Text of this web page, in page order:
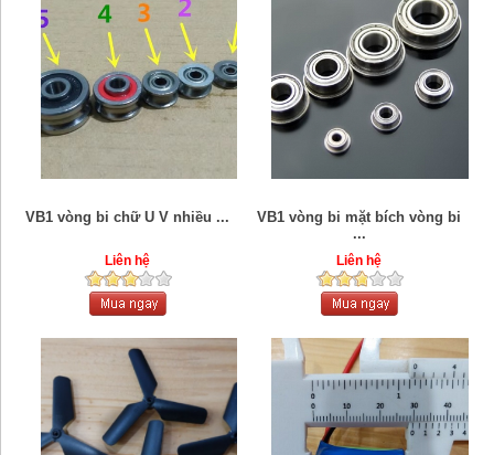
VB1 vòng bi chữ U V nhiều ...
Liên hệ
VB1 vòng bi mặt bích vòng bi
...
Liên hệ